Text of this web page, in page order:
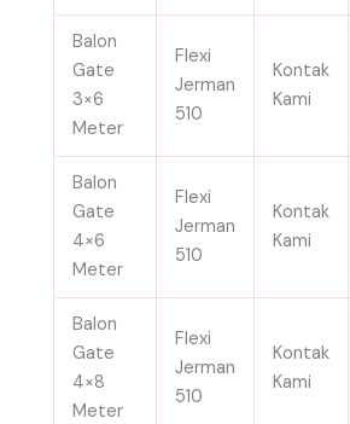
Balon
Gate
3×6
Meter
Flexi
Jerman
510
Kontak
Kami
Balon
Gate
4×6
Meter
Flexi
Jerman
510
Kontak
Kami
Balon
Gate
4×8
Meter
Flexi
Jerman
510
Kontak
Kami